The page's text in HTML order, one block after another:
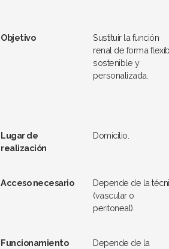
Objetivo
Sustituir la función
renal de forma
sostenible y
personalizada.
Lugar de
realización
Domicilio.
Acceso necesario
Depende de la
(vascular o
peritoneal).
Funcionamiento
Depende de la